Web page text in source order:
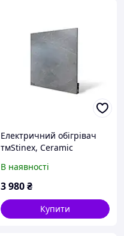
Електричний обігрівач
тмStinex, Ceramic
В наявності
3 980₴
Купити